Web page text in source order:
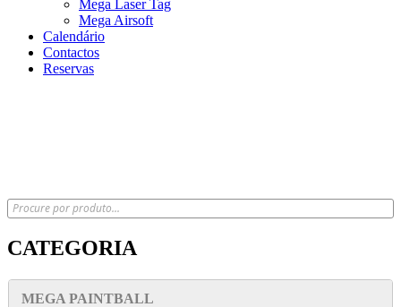
Mega Laser Tag
Mega Airsoft
Calendário
Contactos
Reservas
CATEGORIA
MEGA PAINTBALL